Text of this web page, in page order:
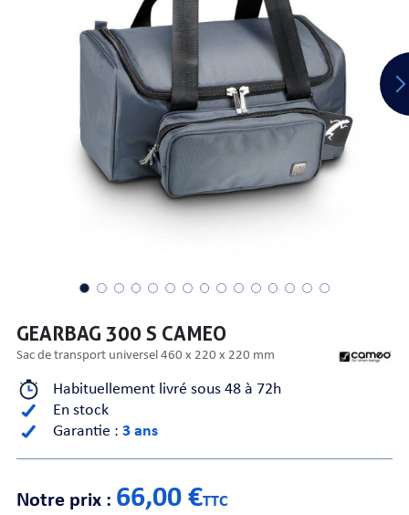
AUDIO
GEARBAG 300 S CAMEO
sac de transport universel 460 x 220 x 220 mm
Habituellement livré sous 48 à 72h
En stock
Garantie : 3 ans
Notre prix : 66,00 €TTC